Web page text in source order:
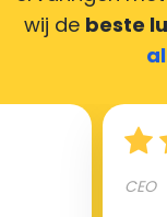
maken door uw
zorgen ervoor
Hoeveel kost
wij de beste
CEO